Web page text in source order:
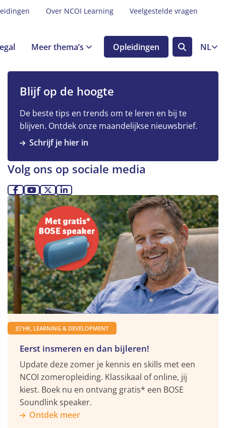
Over NCOI Learning Veelgestelde vragen
Meer thema’s Opleidingen Zoek
knop
NL
Blijf op de hoogte
De beste tips en trends om te leren en bij te
blijven. Ontdek onze maandelijkse nieuwsbrief.
Schrijf je hier in
Volg ons op sociale media
Ga
naar
Facebook
Ga
naar
YouTube
Ga
naar
X
Ga
naar
LinkedIn
Eerst insmeren en dan bijleren!
HR, LEARNING & DEVELOPMENT
Update deze zomer je kennis en skills met een
NCOI zomeropleiding. Klassikaal of online, jij
kiest. Boek nu en ontvang gratis* een BOSE
Soundlink speaker.
Ontdek meer
Lees
meer
over
Ontdek
meer